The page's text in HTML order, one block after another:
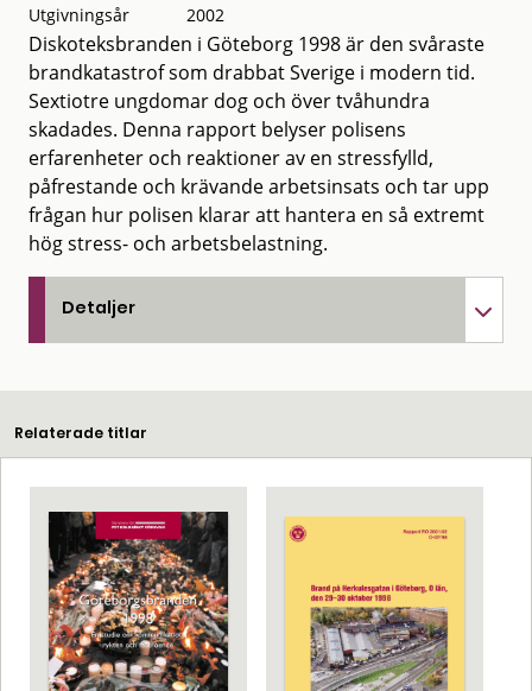
Utgivningsår
2002
Diskoteksbranden i Göteborg 1998 är den svåraste
brandkatastrof som drabbat Sverige i modern tid.
Sextiotre ungdomar dog och över tvåhundra
skadades. Denna rapport belyser polisens
erfarenheter och reaktioner av en stressfylld,
påfrestande och krävande arbetsinsats och tar upp
frågan hur polisen klarar att hantera en så extremt
hög stress- och arbetsbelastning.
Detaljer
Relaterade titlar